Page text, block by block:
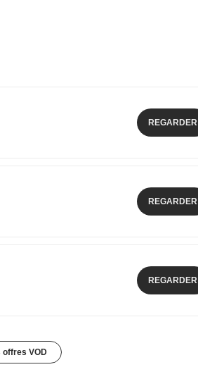
REGARDER
REGARDER
REGARDER
offres VOD